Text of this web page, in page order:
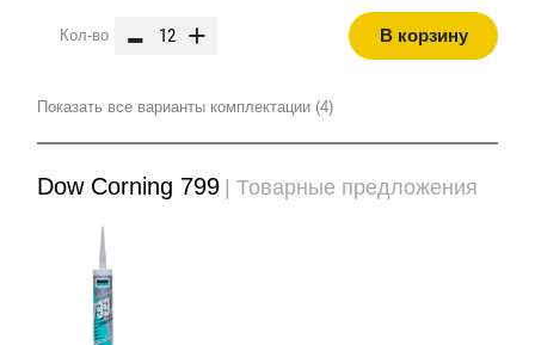
Кол-во - + В корзину
Показать все варианты комплектации (4)
Dow Corning 799 | Товарные предложения